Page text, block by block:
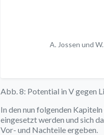
A. Jossen und
Abb. 8: Potential in V gegen
In den nun folgenden Kapiteln
eingesetzt werden und sich
Vor- und Nachteile ergeben.